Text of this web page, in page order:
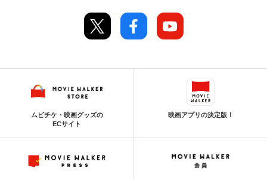
ムビチケ・映画グッズの
ECサイト
映画アプリの決定版！